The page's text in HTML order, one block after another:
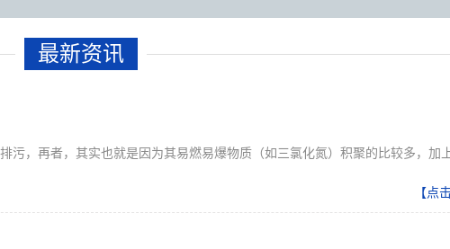
最新资讯
污，再者，其实也就是因为其易燃易爆物质（如三氯化氮）积聚的比较多，加
【点